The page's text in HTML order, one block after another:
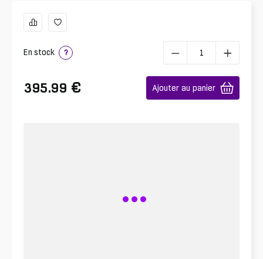
En stock ?
395.99 € Ajouter au panier